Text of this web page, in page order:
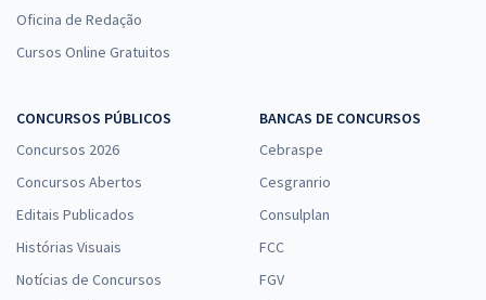
Oficina de Redação
Cursos Online Gratuitos
CONCURSOS PÚBLICOS
Concursos 2026
Concursos Abertos
Editais Publicados
Histórias Visuais
Notícias de Concursos
BANCAS DE CONCURSOS
Cebraspe
Cesgranrio
Consulplan
FCC
FGV